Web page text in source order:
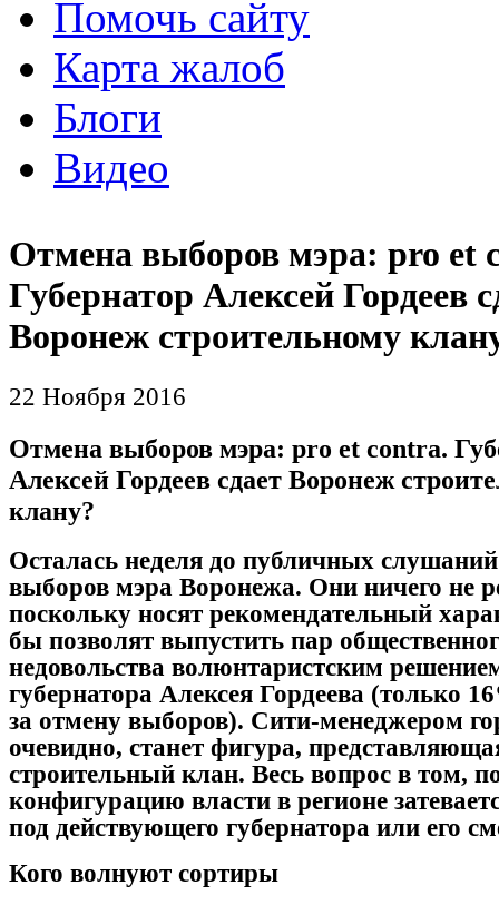
Помочь сайту
Карта жалоб
Блоги
Видео
Отмена выборов мэра: pro et
Губернатор Алексей Гордеев
Воронеж строительному
22 Ноября 2016
Отмена выборов мэра: pro et contra.
Алексей Гордеев сдает Воронеж
клану?
Осталась неделя до публичных
выборов мэра Воронежа. Они ничего не
поскольку носят рекомендательный
бы позволят выпустить пар
недовольства волюнтаристским
губернатора Алексея Гордеева (только
за отмену выборов). Сити-менеджером
очевидно, станет фигура,
строительный клан. Весь вопрос в том,
конфигурацию власти в регионе
под действующего губернатора или его
Кого волнуют сортиры